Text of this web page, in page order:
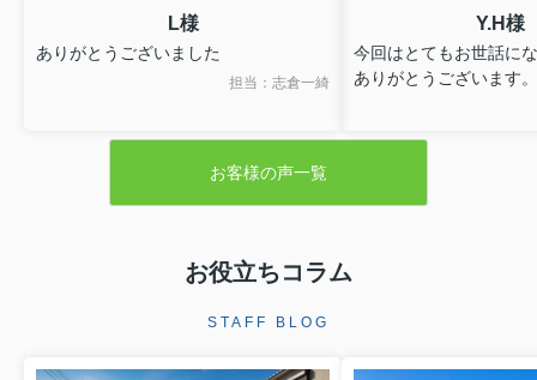
L様
ありがとうございました
担当：志倉一綺
Y.H様
今回はとてもお世話に
ありがとうございます。
お客様の声一覧
お役立ちコラム
STAFF BLOG